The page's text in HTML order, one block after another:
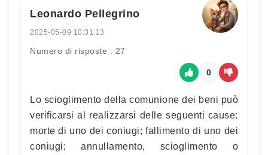
Leonardo Pellegrino
2025-05-09 10:31:13
Numero di risposte : 27
0
Lo scioglimento della comunione dei beni può
verificarsi al realizzarsi delle seguenti cause:
morte di uno dei coniugi; fallimento di uno dei
coniugi; annullamento, scioglimento o